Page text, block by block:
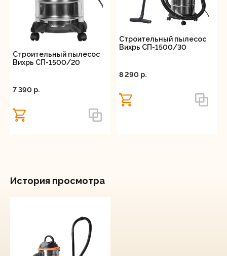
Строительный пылесос
Вихрь СП-1500/20
7 390 p.
Строительный пылесос
Вихрь СП-1500/30
8 290 p.
История просмотра